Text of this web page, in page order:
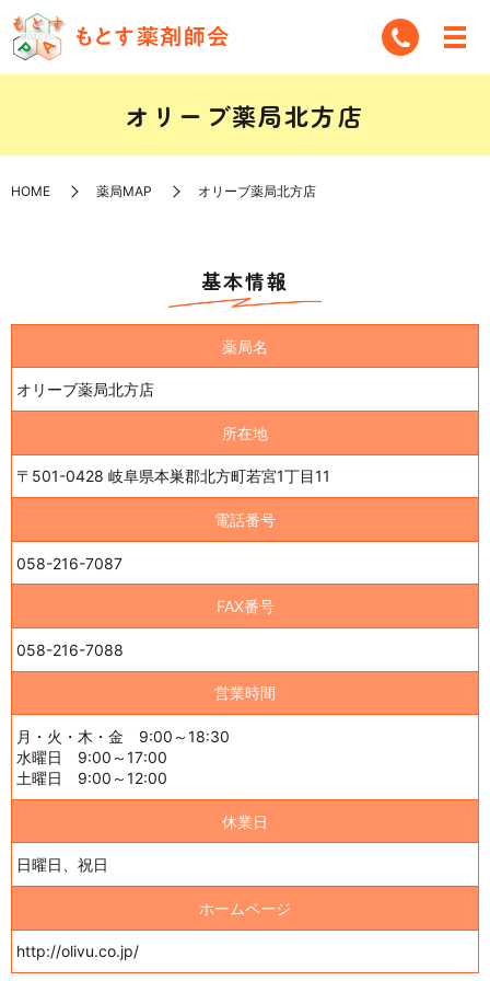
オリーブ薬局北方店
HOME 薬局MAP オリーブ薬局北方店
基本情報
薬局名
オリーブ薬局北方店
所在地
〒501-0428 岐阜県本巣郡北方町若宮1丁目11
電話番号
058-216-7087
FAX番号
058-216-7088
営業時間
月・火・木・金 9:00～18:30
水曜日 9:00～17:00
土曜日 9:00～12:00
休業日
日曜日、祝日
ホームページ
http://olivu.co.jp/